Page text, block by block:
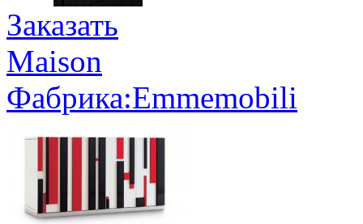
Заказать
Maison
Фабрика:Emmemobili